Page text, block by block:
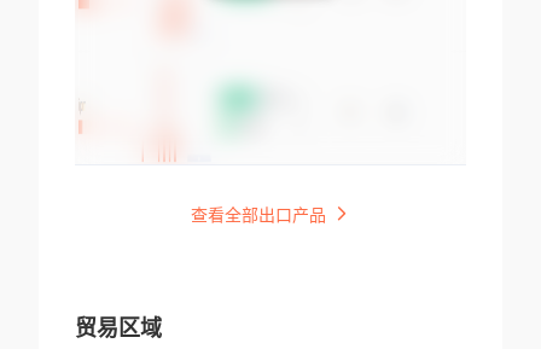
查看全部出口产品
贸易区域